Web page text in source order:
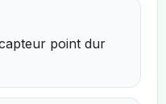
point dur